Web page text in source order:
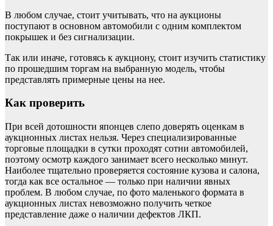
В любом случае, стоит учитывать, что на аукционы
поступают в основном автомобили с одним комплектом
покрышек и без сигнализации.
Так или иначе, готовясь к аукциону, стоит изучить статистику
по прошедшим торгам на выбранную модель, чтобы
представлять примерные цены на нее.
Как проверить
При всей дотошности японцев слепо доверять оценкам в
аукционных листах нельзя. Через специализированные
торговые площадки в сутки проходят сотни автомобилей,
поэтому осмотр каждого занимает всего несколько минут.
Наиболее тщательно проверяется состояние кузова и салона,
тогда как все остальное — только при наличии явных
проблем. В любом случае, по фото маленького формата в
аукционных листах невозможно получить четкое
представление даже о наличии дефектов ЛКП.